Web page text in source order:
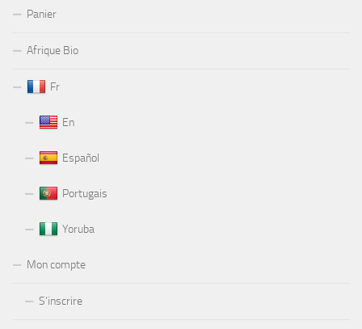
Panier
Afrique Bio
Fr
En
Español
Portugais
Yoruba
Mon compte
S’inscrire